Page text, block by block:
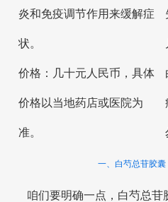
炎和免疫调节作用来缓解症
状。
价格：几十元人民币，具体
价格以当地药店或医院为
准。
一、白芍总苷胶囊
咱们要明确一点，白芍总苷